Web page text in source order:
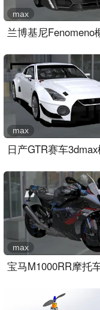
max
日产GTR赛车
max
max